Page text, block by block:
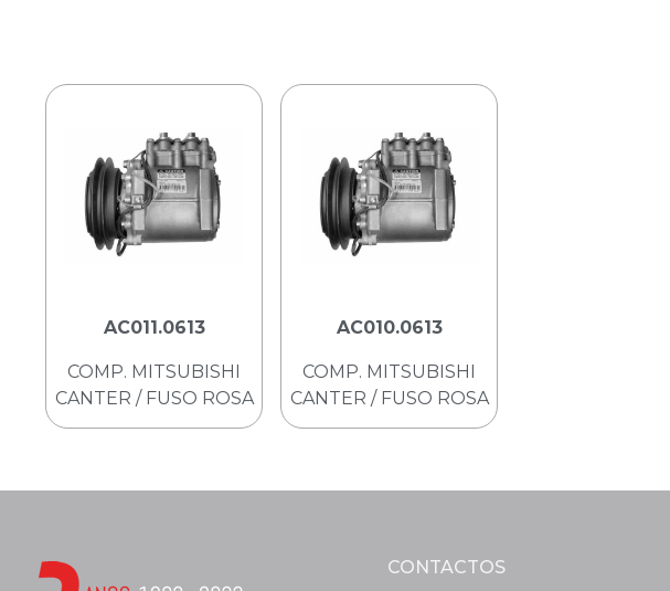
AC011.0613
COMP. MITSUBISHI
CANTER / FUSO ROSA
AC010.0613
COMP. MITSUBISHI
CANTER / FUSO ROSA
CONTACTOS